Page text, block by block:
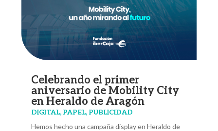
Celebrando el primer
aniversario de Mobility City
en Heraldo de Aragón
DIGITAL, PAPEL, PUBLICIDAD
Hemos hecho una campaña display en Heraldo de